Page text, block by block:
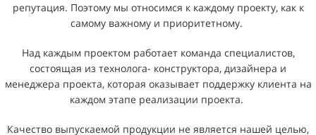
репутация. Поэтому мы относимся к каждому проекту, как к
самому важному и приоритетному.
Над каждым проектом работает команда специалистов,
состоящая из технолога- конструктора, дизайнера и
менеджера проекта, которая оказывает поддержку клиента на
каждом этапе реализации проекта.
Качество выпускаемой продукции не является нашей целью,